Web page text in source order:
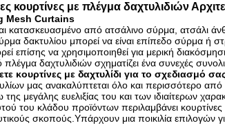
κουρτίνες με πλέγμα δαχτυλιδιών
Mesh Curtains
κατασκευασμένο από ατσάλινο σύρμα,
δακτυλίου μπορεί να είναι επίπεδο σύρμα
επίσης να χρησιμοποιηθεί για μερική
πλέγμα δαχτυλιδιών σχηματίζει ένα συνεχές
κουρτίνες με δαχτυλίδι για το σχεδιασμό
μας ανακαλύπτεται όλο και περισσότερο από
μεγάλης ευελιξίας του και των ιδιαίτερων
του κλάδου προϊόντων περιλαμβάνει
σκοπούς.Υπάρχουν μια ποικιλία επιλογών